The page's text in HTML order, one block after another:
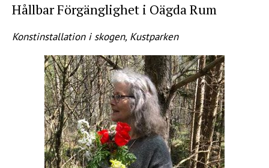
Hållbar Förgänglighet i Oägda Rum
Konstinstallation i skogen, Kustparken